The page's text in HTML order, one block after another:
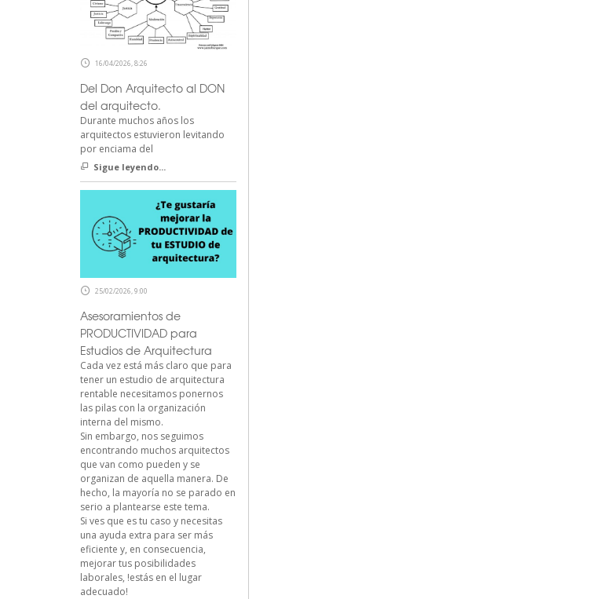
16/04/2026, 8:26
Del Don Arquitecto al DON
del arquitecto.
Durante muchos años los
arquitectos estuvieron levitando
por enciama del
Sigue leyendo...
25/02/2026, 9:00
Asesoramientos de
PRODUCTIVIDAD para
Estudios de Arquitectura
Cada vez está más claro que para
tener un estudio de arquitectura
rentable necesitamos ponernos
las pilas con la organización
interna del mismo.
Sin embargo, nos seguimos
encontrando muchos arquitectos
que van como pueden y se
organizan de aquella manera. De
hecho, la mayoría no se parado en
serio a plantearse este tema.
Si ves que es tu caso y necesitas
una ayuda extra para ser más
eficiente y, en consecuencia,
mejorar tus posibilidades
laborales, !estás en el lugar
adecuado!